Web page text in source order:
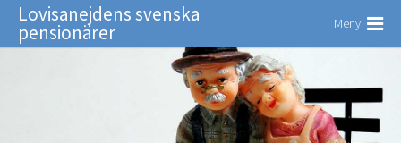
Lovisanejdens svenska
pensionärer Meny